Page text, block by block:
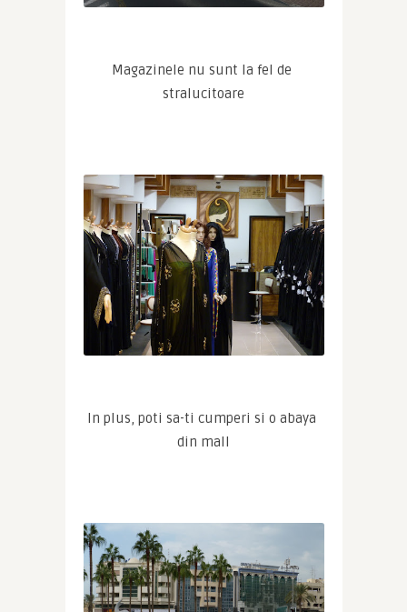
Magazinele nu sunt la fel de
stralucitoare
In plus, poti sa-ti cumperi si o abaya
din mall